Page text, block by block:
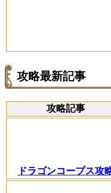
攻略最新記事
攻略記事
ドラゴンコープス攻